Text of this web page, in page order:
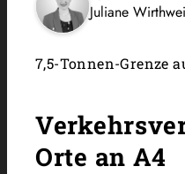
Juliane
7,5-Tonnen-Grenze
Orte an A4